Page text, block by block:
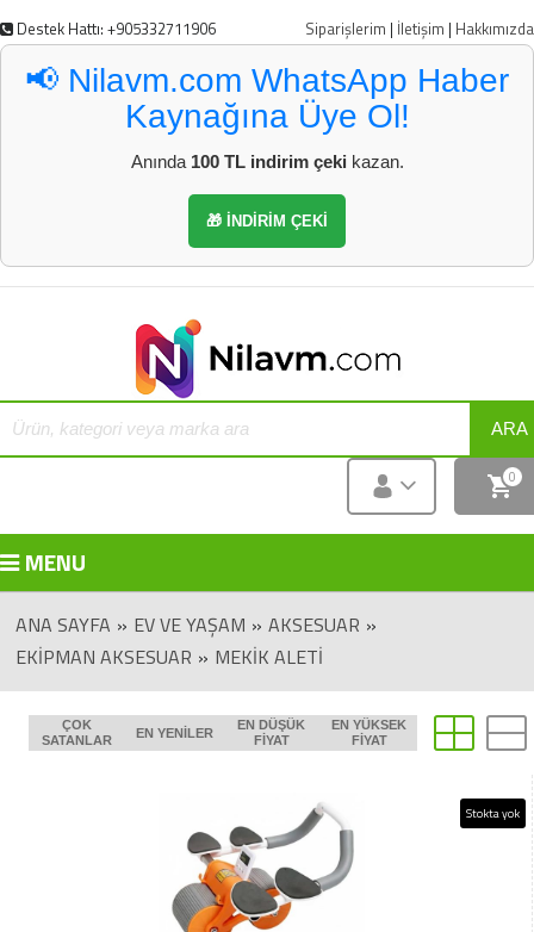
Destek Hattı: +905332711906 Siparişlerim | İletişim | Hakkımızda
📢 Nilavm.com WhatsApp Haber
Kaynağına Üye Ol!
Anında 100 TL indirim çeki kazan.
🎁 İNDİRİM ÇEKİ
ARA
0
MENU
ANA SAYFA » EV VE YAŞAM » AKSESUAR »
EKIPMAN AKSESUAR » MEKIK ALETI
ÇOK
SATANLAR
EN YENILER
EN DÜŞÜK
FIYAT
EN YÜKSEK
FIYAT
Stokta yok